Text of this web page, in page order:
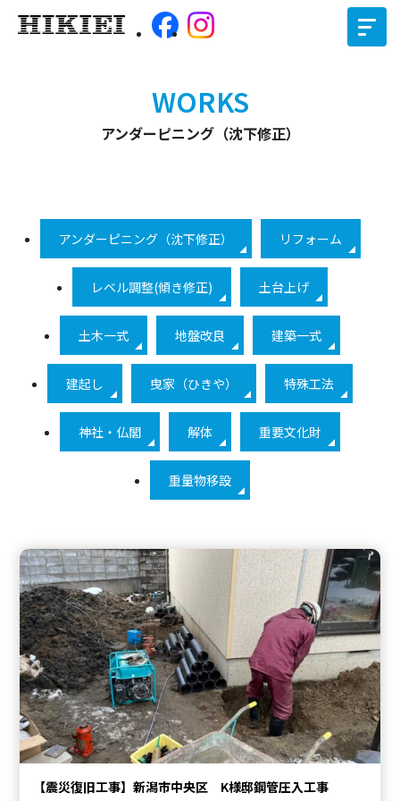
WORKS
アンダーピニング（沈下修正）
アンダーピニング（沈下修正） リフォーム
レベル調整(傾き修正) 土台上げ
土木一式 地盤改良 建築一式
建起し 曳家（ひきや） 特殊工法
神社・仏閣 解体 重要文化財
重量物移設
【震災復旧工事】新潟市中央区 K様邸鋼管圧入工事